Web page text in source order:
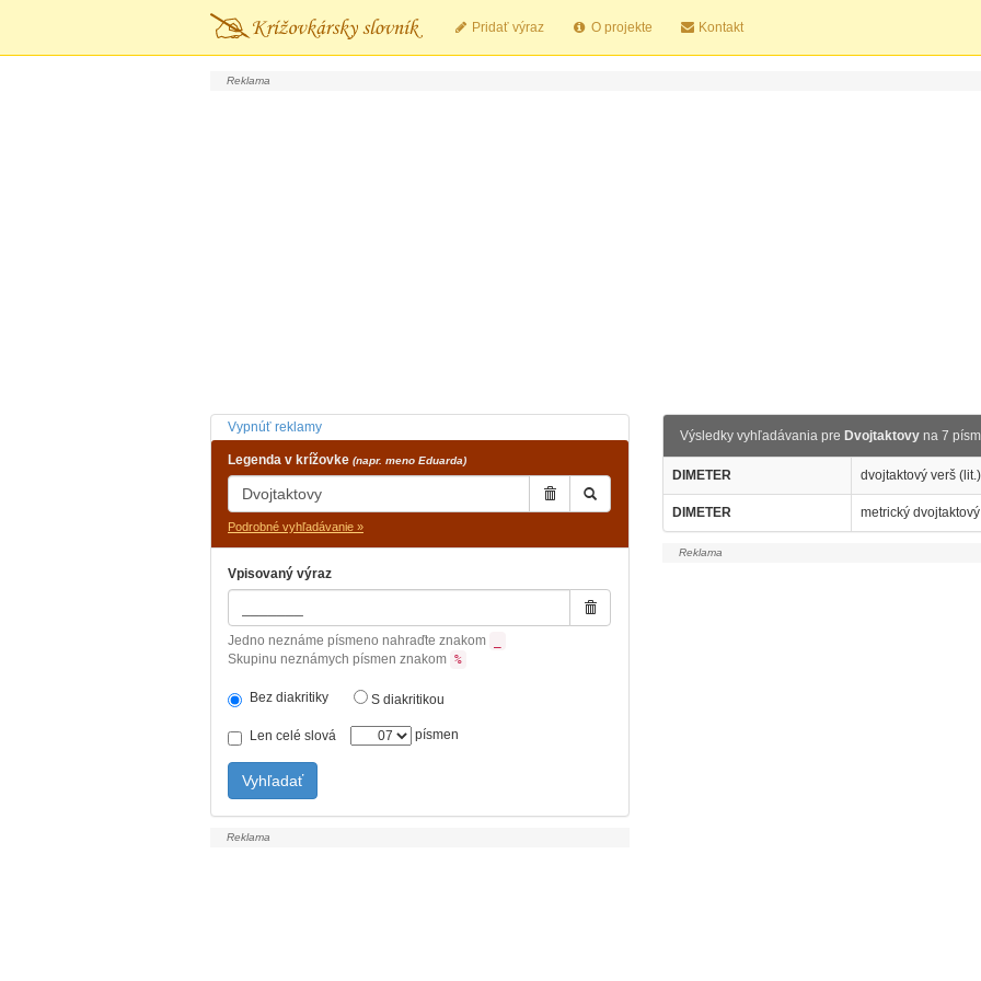
Pridať výraz O projekte Kontakt
Vypnúť reklamy
Legenda v krížovke (napr. meno Eduarda)
Podrobné vyhľadávanie »
Vpisovaný výraz
Jedno neznáme písmeno nahraďte znakom
Skupinu neznámych písmen znakom %
Bez diakritiky S diakritikou
Len celé slová písmen
Vyhľadať
Výsledky vyhľadávania pre Dvojtaktovyna 7
DIMETER dvojtaktový verš (lit.)
DIMETER metrický